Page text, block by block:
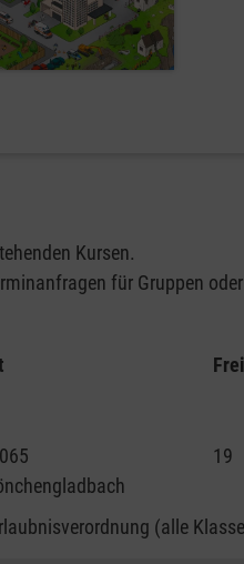
Kursen.
für Gruppen
19
(alle